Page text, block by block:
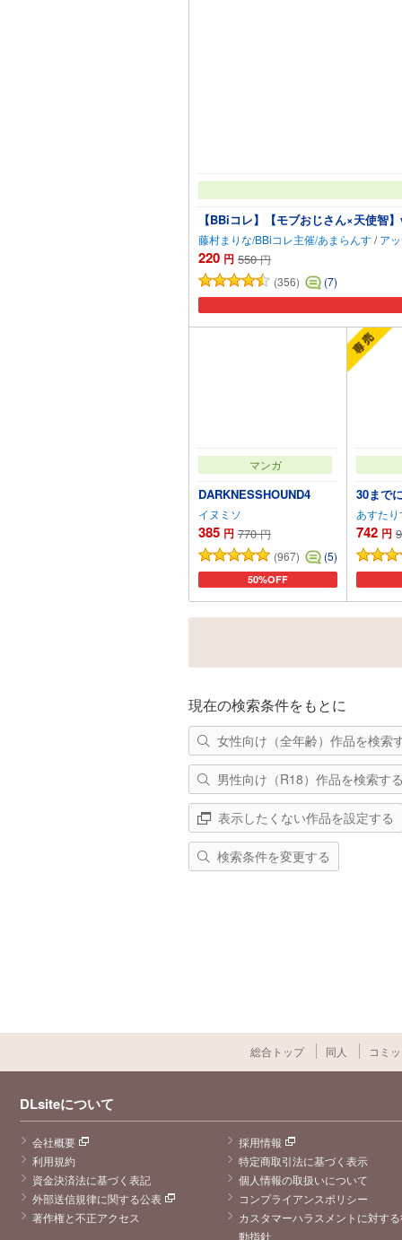
【BBiコレ】【モブおじさん×天使智
藤村まりな/BBiコレ主催/あまらんす/ ア
220 円 550 円
(356)
(7)
マンガ
DARKNESSHOUND4
イヌミソ
385 円 770 円
(967)
(5)
50%OFF
カートに追加
30まで
あすた
742 円
現在の検索条件をもとに
女性向け（全年齢）作品を検索
男性向け（R18）作品を検索す
表示したくない作品を設定する
検索条件を変更する
総合トップ 同人 コミ
DLsiteについて
会社概要
採用情報
利用規約
特定商取引法に基づく表示
資金決済法に基づく表記
個人情報の取扱いについて
外部送信規律に関する公表
コンプライアンスポリシー
著作権と不正アクセス
カスタマーハラスメントに対す
動指針